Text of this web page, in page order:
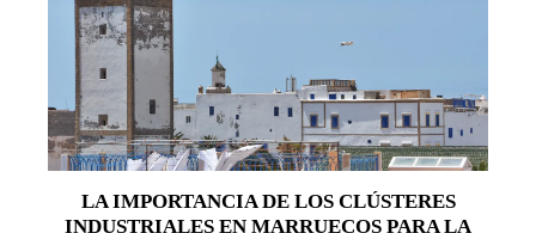
LA IMPORTANCIA DE LOS CLÚSTERES
INDUSTRIALES EN MARRUECOS PARA LA